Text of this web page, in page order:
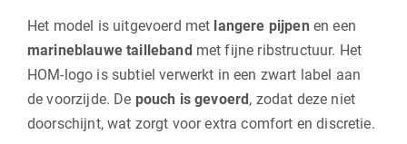
Het model is uitgevoerd met langere pijpen en een
marineblauwe taillebandmet fijne ribstructuur. Het
HOM-logo is subtiel verwerkt in een zwart label aan
de voorzijde. De pouch is gevoerd, zodat deze niet
doorschijnt, wat zorgt voor extra comfort en discretie.